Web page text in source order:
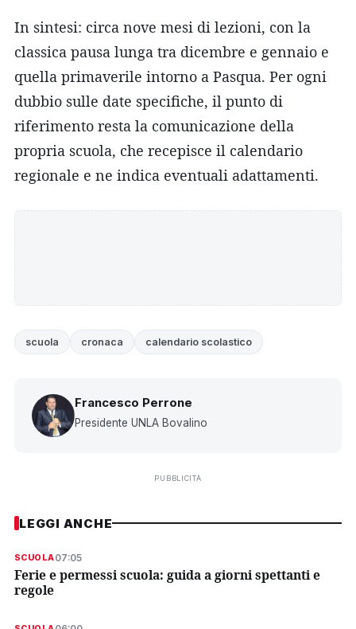
In sintesi: circa nove mesi di lezioni, con la
classica pausa lunga tra dicembre e gennaio e
quella primaverile intorno a Pasqua. Per ogni
dubbio sulle date specifiche, il punto di
riferimento resta la comunicazione della
propria scuola, che recepisce il calendario
regionale e ne indica eventuali adattamenti.
scuola cronaca calendario scolastico
Francesco Perrone
Presidente UNLA Bovalino
PUBBLICITÀ
LEGGI ANCHE
SCUOLA07:05
Ferie e permessi scuola: guida a giorni spettanti e
regole